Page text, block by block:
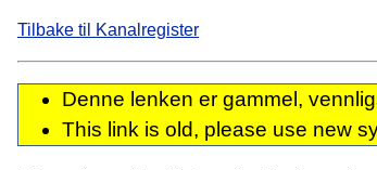
Tilbake til Kanalregister
Denne lenken er gammel,
This link is old, please use new